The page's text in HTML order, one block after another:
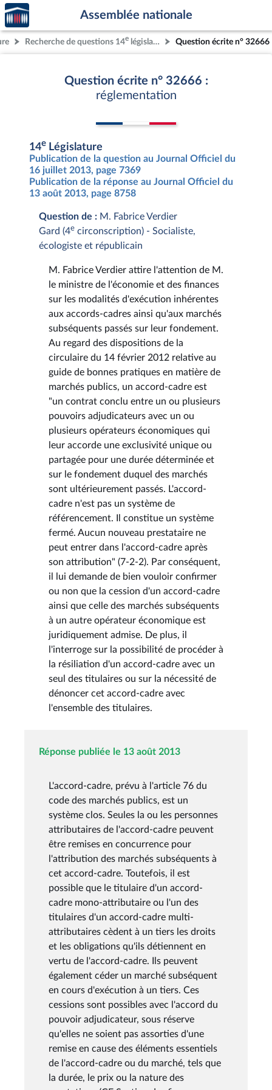
Aller au contenu
Aller en bas de la page
Accèder
à la
page
d'accueil
Assemblée nationale
Recherche de questions 14e législature Question écrite n° 32666
Question écrite n° 32666 :
réglementation
14e Législature
Publication de la question au Journal Officiel du
16 juillet 2013, page 7369
Publication de la réponse au Journal Officiel du
13 août 2013, page 8758
Question de : M. Fabrice Verdier
Gard (4e circonscription) - Socialiste,
écologiste et républicain
M. Fabrice Verdier attire l'attention de M.
le ministre de l'économie et des finances
sur les modalités d'exécution inhérentes
aux accords-cadres ainsi qu'aux marchés
subséquents passés sur leur fondement.
Au regard des dispositions de la
circulaire du 14 février 2012 relative au
guide de bonnes pratiques en matière de
marchés publics, un accord-cadre est
"un contrat conclu entre un ou plusieurs
pouvoirs adjudicateurs avec un ou
plusieurs opérateurs économiques qui
leur accorde une exclusivité unique ou
partagée pour une durée déterminée et
sur le fondement duquel des marchés
sont ultérieurement passés. L'accord-
cadre n'est pas un système de
référencement. Il constitue un système
fermé. Aucun nouveau prestataire ne
peut entrer dans l'accord-cadre après
son attribution" (7-2-2). Par conséquent,
il lui demande de bien vouloir confirmer
ou non que la cession d'un accord-cadre
ainsi que celle des marchés subséquents
à un autre opérateur économique est
juridiquement admise. De plus, il
l'interroge sur la possibilité de procéder à
la résiliation d'un accord-cadre avec un
seul des titulaires ou sur la nécessité de
dénoncer cet accord-cadre avec
l'ensemble des titulaires.
Réponse publiée le 13 août 2013
L'accord-cadre, prévu à l'article 76 du
code des marchés publics, est un
système clos. Seules la ou les personnes
attributaires de l'accord-cadre peuvent
être remises en concurrence pour
l'attribution des marchés subséquents à
cet accord-cadre. Toutefois, il est
possible que le titulaire d'un accord-
cadre mono-attributaire ou l'un des
titulaires d'un accord-cadre multi-
attributaires cèdent à un tiers les droits
et les obligations qu'ils détiennent en
vertu de l'accord-cadre. Ils peuvent
également céder un marché subséquent
en cours d'exécution à un tiers. Ces
cessions sont possibles avec l'accord du
pouvoir adjudicateur, sous réserve
qu'elles ne soient pas assorties d'une
remise en cause des éléments essentiels
de l'accord-cadre ou du marché, tels que
la durée, le prix ou la nature des